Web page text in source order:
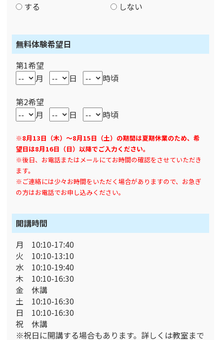
する
しない
無料体験希望日
第1希望
月
日
時頃
第2希望
月
日 時頃
※8月13日（木）～8月15日（土）の期間は夏期休業のため、希
望日は8月16日（日）以降でご入力ください。
※後日、お電話またはメールにてお時間の確認をさせていただき
ます。
※ご連絡には少々お時間をいただく場合がありますので、お急ぎ
の方はお電話でお申し込みください。
開講時間
月 10:10-17:40
火 10:10-13:10
水 10:10-19:40
木 10:10-16:30
金 休講
土 10:10-16:30
日 10:10-16:30
祝 休講
※祝日に開講する場合もあります。詳しくは教室まで